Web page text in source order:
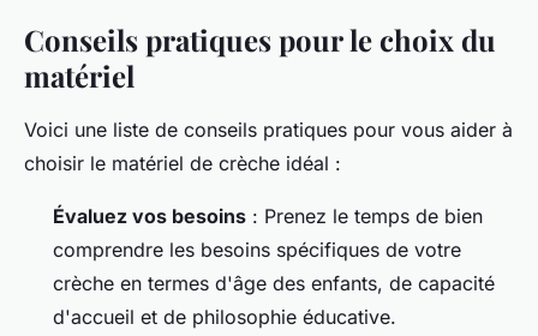
Conseils pratiques pour le choix du
matériel
Voici une liste de conseils pratiques pour vous aider à
choisir le matériel de crèche idéal :
Évaluez vos besoins : Prenez le temps de bien
comprendre les besoins spécifiques de votre
crèche en termes d'âge des enfants, de capacité
d'accueil et de philosophie éducative.